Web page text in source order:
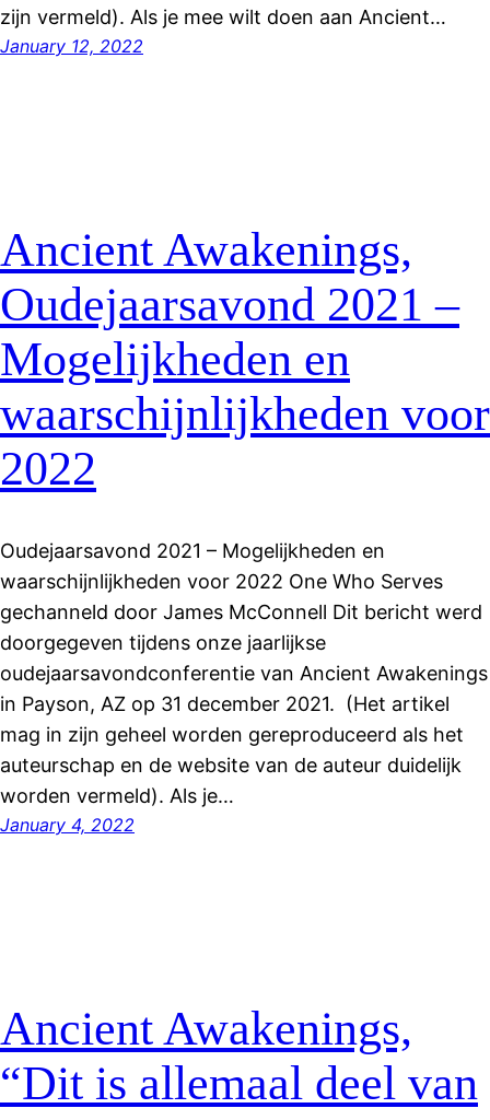
zijn vermeld). Als je mee wilt doen aan Ancient…
January 12, 2022
Ancient Awakenings,
Oudejaarsavond 2021 –
Mogelijkheden en
waarschijnlijkheden voor
2022
Oudejaarsavond 2021 – Mogelijkheden en
waarschijnlijkheden voor 2022 One Who Serves
gechanneld door James McConnell Dit bericht werd
doorgegeven tijdens onze jaarlijkse
oudejaarsavondconferentie van Ancient Awakenings
in Payson, AZ op 31 december 2021. (Het artikel
mag in zijn geheel worden gereproduceerd als het
auteurschap en de website van de auteur duidelijk
worden vermeld). Als je…
January 4, 2022
Ancient Awakenings,
“Dit is allemaal deel van